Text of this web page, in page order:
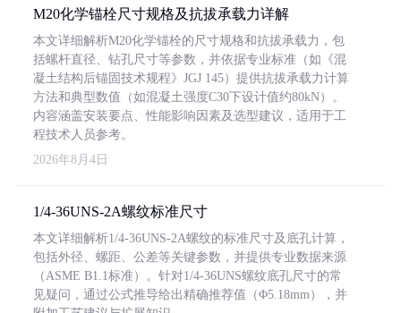
M20化学锚栓尺寸规格及抗拔承载力详解
本文详细解析M20化学锚栓的尺寸规格和抗拔承载力，包
括螺杆直径、钻孔尺寸等参数，并依据专业标准（如《混
凝土结构后锚固技术规程》JGJ 145）提供抗拔承载力计算
方法和典型数值（如混凝土强度C30下设计值约80kN）。
内容涵盖安装要点、性能影响因素及选型建议，适用于工
程技术人员参考。
2026年8月4日
1/4-36UNS-2A螺纹标准尺寸
本文详细解析1/4-36UNS-2A螺纹的标准尺寸及底孔计算，
包括外径、螺距、公差等关键参数，并提供专业数据来源
（ASME B1.1标准）。针对1/4-36UNS螺纹底孔尺寸的常
见疑问，通过公式推导给出精确推荐值（Φ5.18mm），并